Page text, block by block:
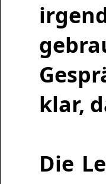
klar,
Die